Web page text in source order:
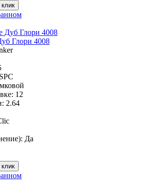
Глори 4008
SPC
12
2.64
Да